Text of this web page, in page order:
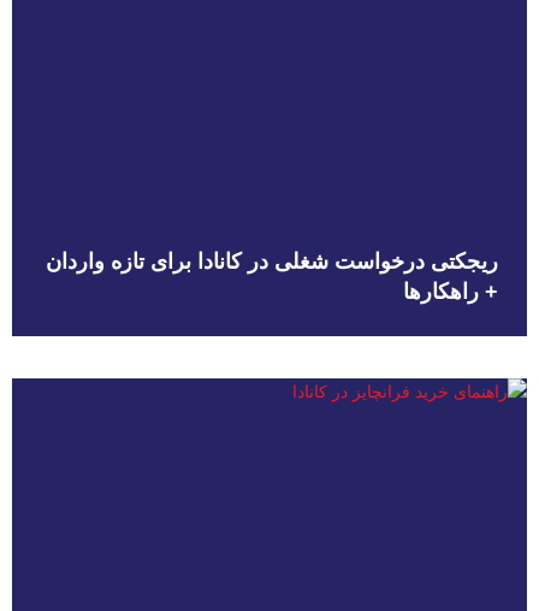
ریجکتی درخواست شغلی در کانادا برای تازه واردان
+ راهکارها